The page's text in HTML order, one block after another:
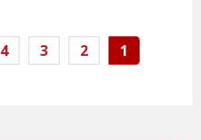
1
2
3
4